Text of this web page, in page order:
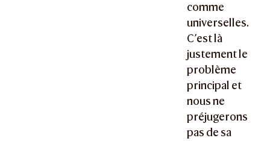
comme
universelles.
C’est là
justement le
problème
principal et
nous ne
préjugerons
pas de sa